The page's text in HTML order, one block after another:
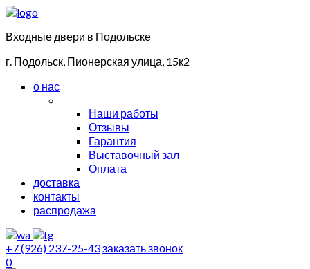
Входные двери в Подольске
г. Подольск, Пионерская улица, 15к2
о нас
Наши работы
Отзывы
Гарантия
Выставочный зал
Оплата
доставка
контакты
распродажа
+7 (926) 237-25-43заказать звонок
0